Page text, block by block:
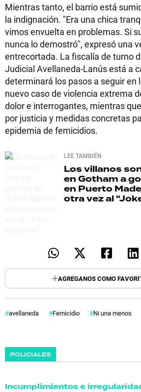
Mientras tanto, el barrio está
la indignación. "Era una chica
vimos envuelta en problemas. Si
nunca lo demostró", expresó una
entrecortada. La fiscalía de turno
Judicial Avellaneda-Lanús está a
determinará los pasos a seguir en
nuevo caso de violencia extrema
dolor e interrogantes, mientras
por justicia y medidas concretas
epidemia de femicidios.
LEE TAMBIÉN
Los villanos
en Gotham a
en Puerto
otra vez al
AGREGANOS COMO
avellaneda Femicidio Ni una menos
POLICIALES
Incumplimientos e